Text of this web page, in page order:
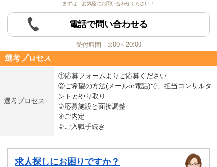
まずは、お気軽にお問い合わせください！
電話で問い合わせる
受付時間 8:00～20:00
選考プロセス
選考プロセス
①応募フォームよりご応募ください
②ご希望の方法(メールor電話)で、担当コンサルタ
ントとやり取り
③応募施設と面接調整
④ご内定
⑤ご入職手続き
求人探しにお困りですか？